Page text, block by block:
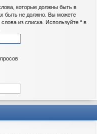
которые должны быть в
быть не должно. Вы можете
из списка. Используйте *в